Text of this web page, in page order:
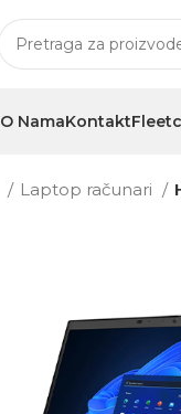
O NamaKontakt
Laptop računari